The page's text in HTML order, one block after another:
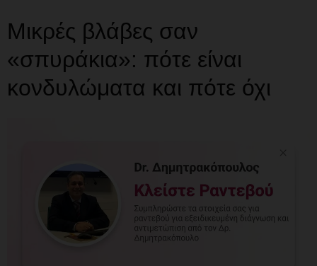
Μικρές βλάβες σαν
«σπυράκια»: πότε είναι
κονδυλώματα και πότε όχι